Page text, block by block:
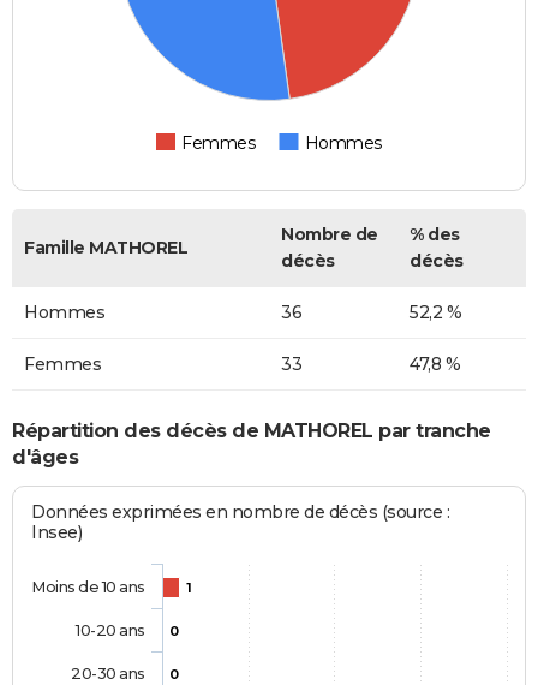
Femmes Hommes
Famille MATHOREL
Nombre de
décès
% des
décès
Hommes 36 52,2 %
Femmes 33 47,8 %
Répartition des décès de MATHOREL par tranche
d'âges
Données exprimées en nombre de décès (source :
Insee)
1
0
0
Moins de 10 ans
10-20 ans
20-30 ans